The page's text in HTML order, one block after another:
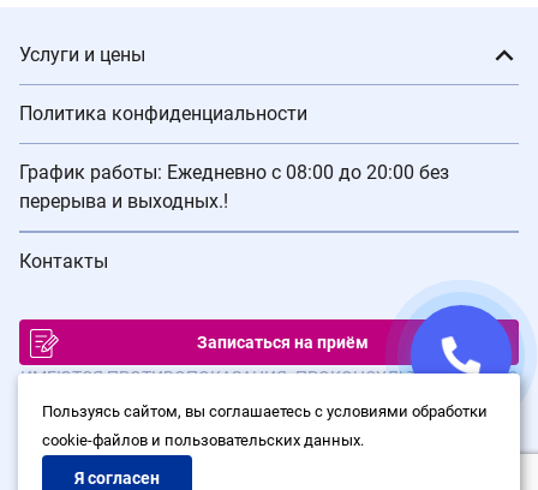
Услуги и цены
Политика конфиденциальности
График работы: Ежедневно с 08:00 до 20:00 без
перерыва и выходных.!
Контакты
Записаться на приём
ИМЕЮТСЯ ПРОТИВОПОКАЗАНИЯ. ПРОКОНСУЛЬТИРУЙТЕСЬ С
© Сеть клиник лазерной хирургии «Варикоза нет», 2026
Политика конфиденциальности
Пользуясь сайтом, вы соглашаетесь с условиями обработки
cookie-файлов и пользовательских данных.
Я согласен